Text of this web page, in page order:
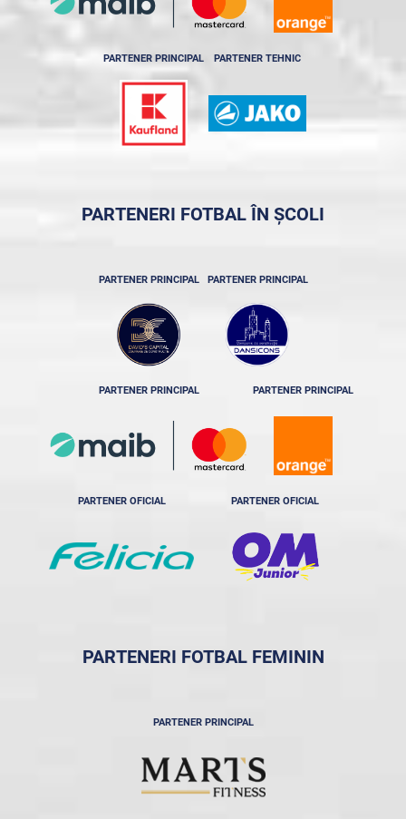
PARTENER PRINCIPAL PARTENER TEHNIC
PARTENERI FOTBAL ÎN ȘCOLI
PARTENER PRINCIPAL PARTENER PRINCIPAL
PARTENER PRINCIPAL PARTENER PRINCIPAL
PARTENER OFICIAL PARTENER OFICIAL
PARTENERI FOTBAL FEMININ
PARTENER PRINCIPAL